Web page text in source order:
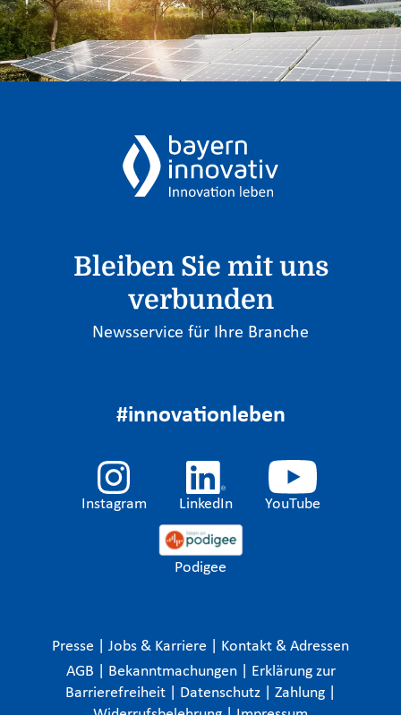
Bleiben Sie mit uns
verbunden
Newsservice für Ihre Branche
#innovationleben
Instagram LinkedIn YouTube
Podigee
Presse Jobs & Karriere
Kontakt & Adressen
AGB
Bekanntmachungen
Erklärung zur
Barrierefreiheit
Datenschutz Zahlung